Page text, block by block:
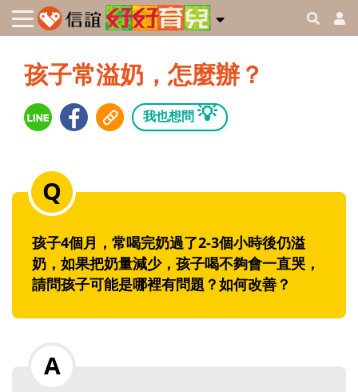
孩子常溢奶，怎麼辦？
我也想問 💡
孩子4個月，常喝完奶過了2-3個小時後仍溢
奶，如果把奶量減少，孩子喝不夠會一直哭，
請問孩子可能是哪裡有問題？如何改善？